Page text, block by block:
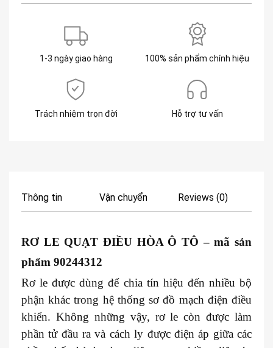
1-3 ngày giao hàng 100% sản phẩm chính hiệu
Trách nhiệm trọn đời Hỗ trợ tư vấn
Thông tin Vận chuyển Reviews (0)
RƠ LE QUẠT ĐIỀU HÒA Ô TÔ– mã sản
phẩm 90244312
Rơ le được dùng để chia tín hiệu đến nhiều bộ
phận khác trong hệ thống sơ đồ mạch điện điều
khiển. Không những vậy, rơ le còn được làm
phần tử đầu ra và cách ly được điện áp giữa các